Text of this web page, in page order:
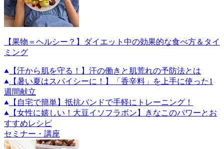
【果物＝ヘルシー？】ダイエット中の効果的な食べ方＆タイ
ミング
【汗から肌を守る！】汗の働きと肌荒れの予防法とは
【暑い夏はスパイシーに！】「香辛料」を上手に使った1
週間献立
【自宅で簡単】抵抗バンドで手軽にトレーニング！
【女性に嬉しい！大豆イソフラボン】きなこのパワーとお
すすめレシピ
セミナー・講座